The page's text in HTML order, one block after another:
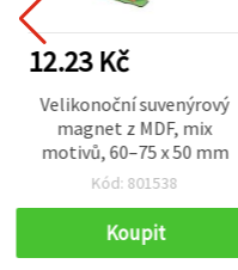
12.23 Kč
Velikonoční suvenýrový
magnet z MDF, mix
motivů, 60–75 x 50 mm
Kód: 801538
Koupit